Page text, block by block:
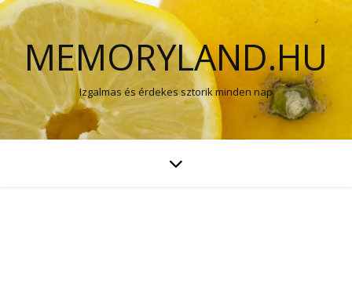
MEMORYLAND.HU
Izgalmas és érdekes sztorik minden nap